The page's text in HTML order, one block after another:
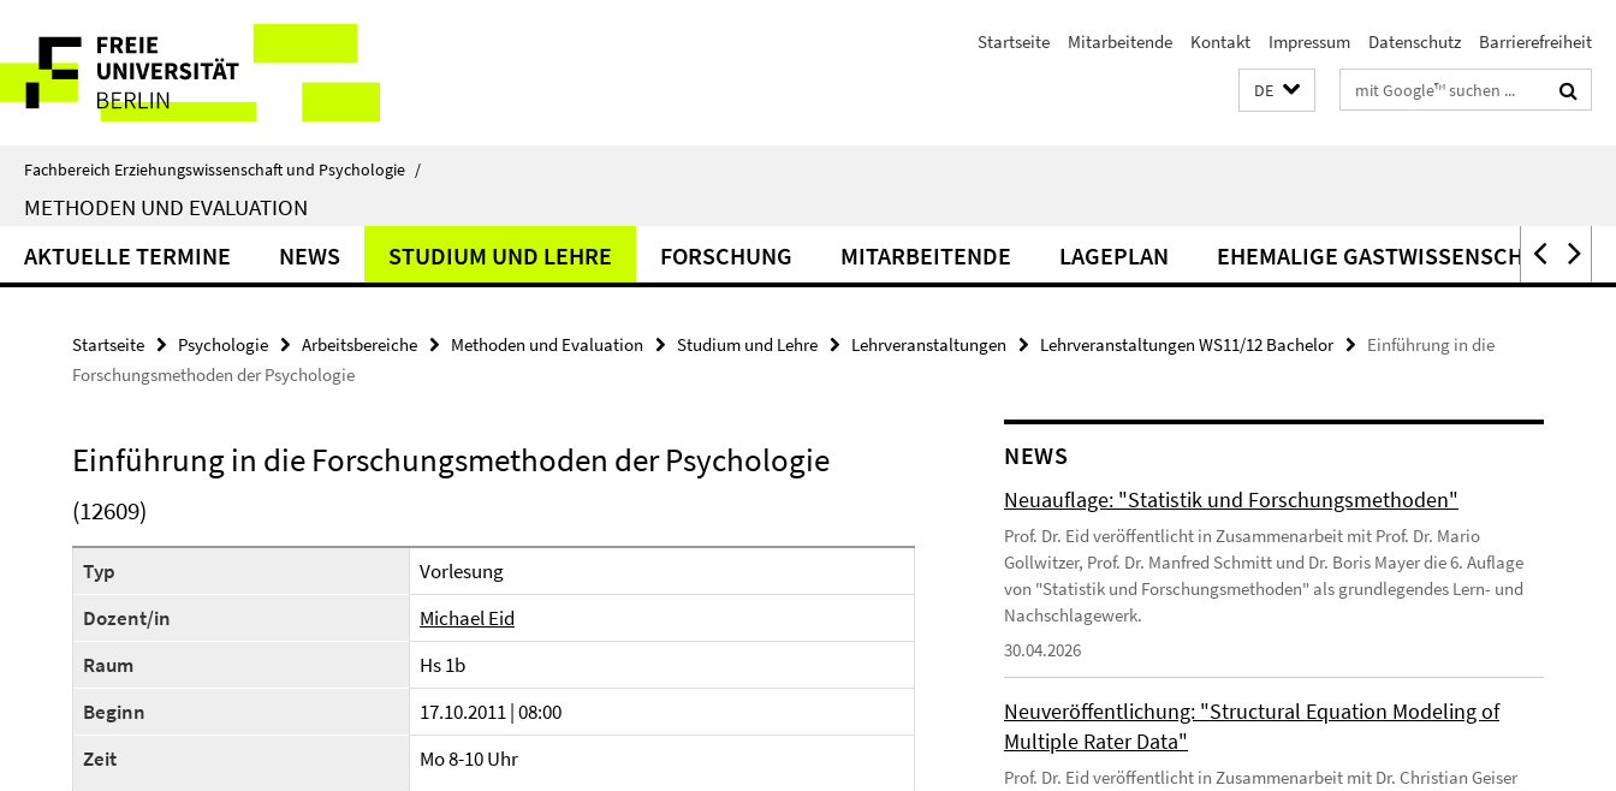
direkt
Inhalt
Service-
Navigation
Startseite Mitarbeitende Kontakt Impressum Datenschutz Barrierefreiheit
DE Suchbegriffe
Fachbereich Erziehungswissenschaft und Psychologie /
METHODEN UND EVALUATION
AKTUELLE TERMINE NEWS STUDIUM UND LEHRE FORSCHUNG MITARBEITENDE LAGEPLAN EHEMALIGE
Startseite Psychologie Arbeitsbereiche Methoden und Evaluation Studium und Lehre Lehrveranstaltungen Lehrveranstaltungen WS11/12 Bachelor
Einführung in die
Forschungsmethoden der Psychologie
Einführung in die Forschungsmethoden der Psychologie
(12609)
Typ
Vorlesung
Dozent/in
Michael Eid
Raum
Hs 1b
Beginn
17.10.2011 | 08:00
Zeit
Mo 8-10 Uhr
NEWS
Neuauflage: "Statistik und Forschungsmethoden"
Prof. Dr. Eid veröffentlicht in Zusammenarbeit mit Prof. Dr. Mario
Gollwitzer, Prof. Dr. Manfred Schmitt und Dr. Boris Mayer die 6. Auflage
von "Statistik und Forschungsmethoden" als grundlegendes Lern- und
Nachschlagewerk.
30.04.2026
Neuveröffentlichung: "Structural Equation Modeling of
Multiple Rater Data"
Prof. Dr. Eid veröffentlicht in Zusammenarbeit mit Dr. Christian Geiser